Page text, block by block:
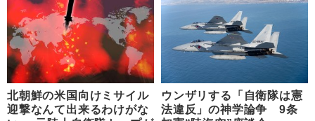
北朝鮮の米国向けミサイル
迎撃なんて出来るわけがな
ウンザリする「自衛隊は憲
法違反」の神学論争 9条